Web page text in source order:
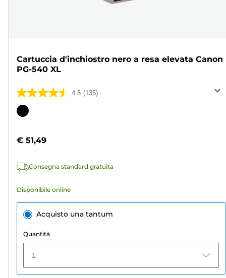
Cartuccia d'inchiostro nero a resa elevata Canon
PG-540 XL
4.5 (135)
4.5
su
135
Cartuccia
colori
€ 51,49
Consegna standard gratuita
Disponibile online
Acquisto una tantum
Quantità
1